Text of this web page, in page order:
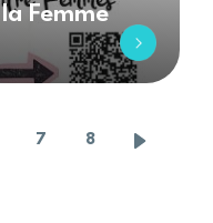
Femme
7 8
Page